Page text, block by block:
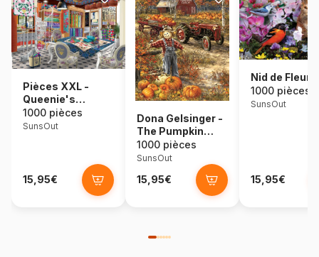
Pièces XXL -
Queenie's
Quiltery
1000 pièces
SunsOut
15,95€
Dona Gelsinger -
The Pumpkin
Patch Farm
1000 pièces
SunsOut
15,95€
Nid de Fleurs
1000 pièces
SunsOut
15,95€